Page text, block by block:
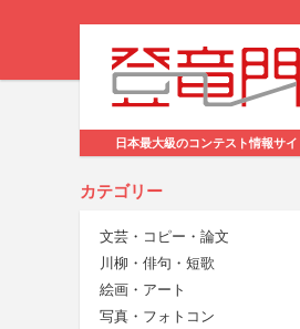
日本最大級のコンテスト情報サイ
カテゴリー
文芸・コピー・論文
川柳・俳句・短歌
絵画・アート
写真・フォトコン